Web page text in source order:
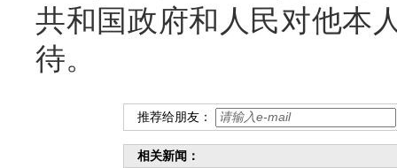
共和国政府和人民对他本
待。
推荐给朋友：
相关新闻：